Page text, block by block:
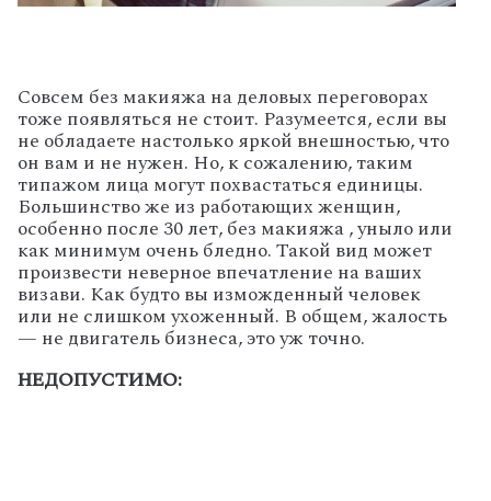
Совсем без макияжа на деловых переговорах
тоже появляться не стоит. Разумеется, если вы
не обладаете настолько яркой внешностью, что
он вам и не нужен. Но, к сожалению, таким
типажом лица могут похвастаться единицы.
Большинство же из работающих женщин,
особенно после 30 лет, без макияжа , уныло или
как минимум очень бледно. Такой вид может
произвести неверное впечатление на ваших
визави. Как будто вы изможденный человек
или не слишком ухоженный. В общем, жалость
— не двигатель бизнеса, это уж точно.
НЕДОПУСТИМО: